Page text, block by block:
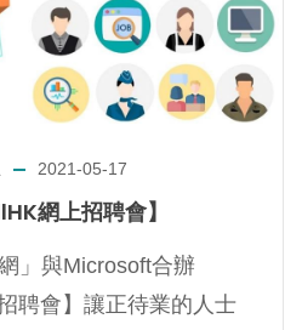
2021-05-17
網上招聘會】
」與Microsoft合辦
聘會】讓正待業的人士